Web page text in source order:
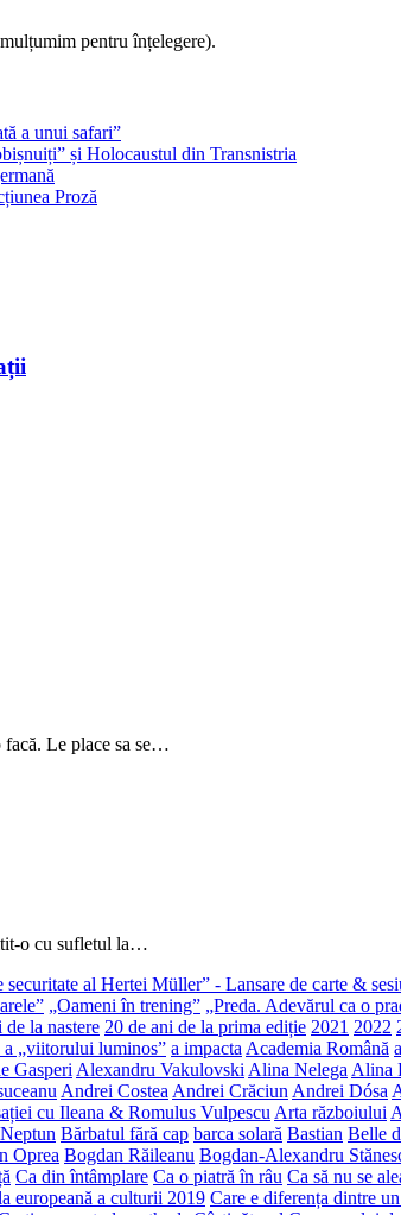
pentru înțelegere).
a unui safari”
și Holocaustul din Transnistria
Proză
facă. Le place sa se…
o cu sufletul la…
securitate al Hertei Müller” - Lansare de carte &
„Oameni în trening” „Preda. Adevărul ca o
de la nastere 20 de ani de la prima ediție 2021 2022
a „viitorului luminos” a impacta Academia Română
Gasperi Alexandru Vakulovski Alina Nelega Alina
Andrei Costea Andrei Crăciun Andrei Dósa
cu Ileana & Romulus Vulpescu Arta războiului
Bărbatul fără cap barca solară Bastian Belle
Oprea Bogdan Răileanu Bogdan-Alexandru
Ca din întâmplare Ca o piatră în râu Ca să nu se
europeană a culturii 2019 Care e diferența dintre